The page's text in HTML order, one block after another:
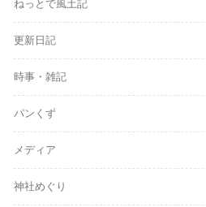
ねっとで風土記
更新日記
時事・雑記
パンくず
メディア
神社めぐり